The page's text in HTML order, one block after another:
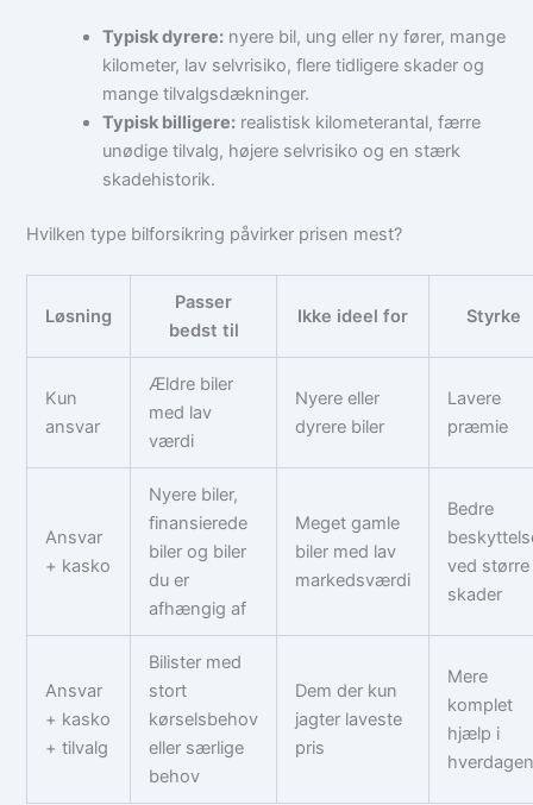
Typisk dyrere: nyere bil, ung eller ny fører, mange
kilometer, lav selvrisiko, flere tidligere skader og
mange tilvalgsdækninger.
Typisk billigere: realistisk kilometerantal, færre
unødige tilvalg, højere selvrisiko og en stærk
skadehistorik.
Hvilken type bilforsikring påvirker prisen mest?
Løsning
Passer
bedst til
Ikke ideel for Styrke
Kun
ansvar
Ældre biler
med lav
værdi
Nyere eller
dyrere biler
Lavere
præmie
Ansvar
+ kasko
Nyere biler,
finansierede
biler og biler
du er
afhængig af
Meget gamle
biler med lav
markedsværdi
Bedre
ved større
skader
Ansvar
+ kasko
+ tilvalg
Bilister med
stort
kørselsbehov
eller særlige
behov
Dem der kun
jagter laveste
pris
Mere
komplet
hjælp i